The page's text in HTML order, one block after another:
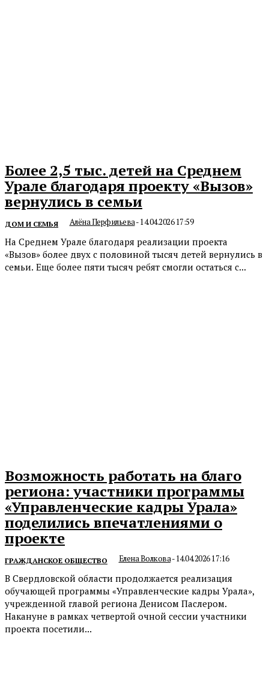
Более 2,5 тыс. детей на Среднем
Урале благодаря проекту «Вызов»
вернулись в семьи
ДОМ И СЕМЬЯ Алёна Перфильева-14.04.2026 17:59
На Среднем Урале благодаря реализации проекта
«Вызов» более двух с половиной тысяч детей вернулись в
семьи. Еще более пяти тысяч ребят смогли остаться с...
Возможность работать на благо
региона: участники программы
«Управленческие кадры Урала»
поделились впечатлениями о
проекте
ГРАЖДАНСКОЕ ОБЩЕСТВО Елена Волкова- 14.04.2026 17:16
В Свердловской области продолжается реализация
обучающей программы «Управленческие кадры Урала»,
учрежденной главой региона Денисом Паслером.
Накануне в рамках четвертой очной сессии участники
проекта посетили...